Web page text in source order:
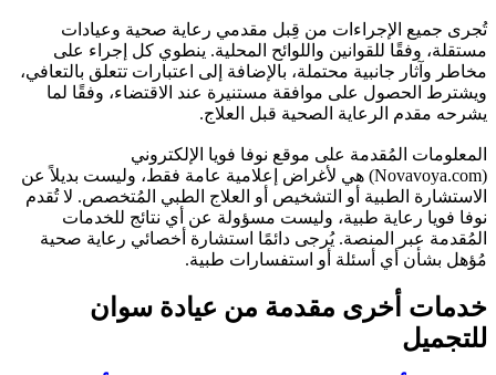
تُجرى جميع الإجراءات من قِبل مقدمي رعاية صحية وعيادات
مستقلة، وفقًا للقوانين واللوائح المحلية. ينطوي كل إجراء على
مخاطر وآثار جانبية محتملة، بالإضافة إلى اعتبارات تتعلق بالتعافي،
ويشترط الحصول على موافقة مستنيرة عند الاقتضاء، وفقًا لما
يشرحه مقدم الرعاية الصحية قبل العلاج.
المعلومات المُقدمة على موقع نوفا فويا الإلكتروني
(Novavoya.com) هي لأغراض إعلامية عامة فقط، وليست بديلاً عن
الاستشارة الطبية أو التشخيص أو العلاج الطبي المُتخصص. لا تُقدم
نوفا فويا رعاية طبية، وليست مسؤولة عن أي نتائج للخدمات
المُقدمة عبر المنصة. يُرجى دائمًا استشارة أخصائي رعاية صحية
مُؤهل بشأن أي أسئلة أو استفسارات طبية.
خدمات أخرى مقدمة من عيادة سوان
للتجميل